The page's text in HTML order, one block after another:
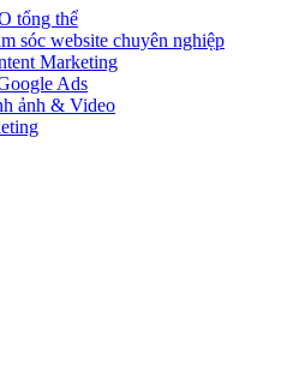
tổng thể
sóc website chuyên nghiệp
Marketing
Ads
ảnh & Video